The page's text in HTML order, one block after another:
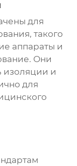
для
такого
аппараты и
Они
изоляции и
для